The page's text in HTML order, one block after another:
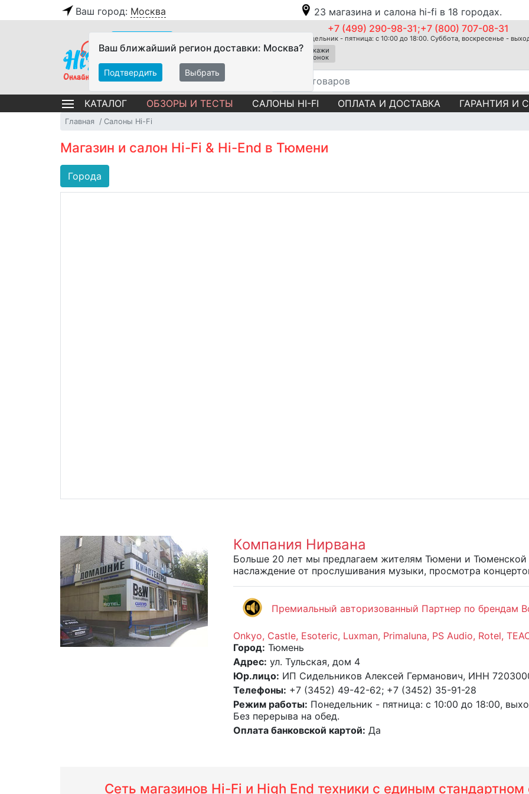
Ваш город: Москва 23 магазина и салона hi-fi в 18 городах.
Ваш ближайший регион доставки: Москва?
Подтвердить Выбрать
+7 (499) 290-98-31;+7 (800) 707-08-31
Понедельник - пятница: с 10:00 до 18:00. Суббота, воскресенье -
Закажи
звонок
КАТАЛОГ ОБЗОРЫ И ТЕСТЫ САЛОНЫ HI-FI ОПЛАТА И ДОСТАВКА ГАРАНТИЯ И
Главная Салоны Hi-Fi
Магазин и салон Hi-Fi & Hi-End в Тюмени
Города
Компания Нирвана
Больше 20 лет мы предлагаем жителям Тюмени и Тюменской
наслаждение от прослушивания музыки, просмотра
Премиальный авторизованный Партнер по брендам
Onkyo, Castle, Esoteric, Luxman, Primaluna, PS Audio, Rotel,
Город: Тюмень
Адрес: ул. Тульская, дом 4
Юр.лицо: ИП Сидельников Алексей Германович, ИНН
Телефоны: +7 (3452) 49-42-62; +7 (3452) 35-91-28
Режим работы: Понедельник - пятница: с 10:00 до 18:00,
Без перерыва на обед.
Оплата банковской картой: Да
Сеть магазинов Hi-Fi и High End техники с единым